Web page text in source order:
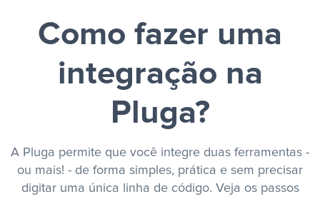
Como fazer uma
integração na
Pluga?
A Pluga permite que você integre duas ferramentas -
ou mais! - de forma simples, prática e sem precisar
digitar uma única linha de código. Veja os passos